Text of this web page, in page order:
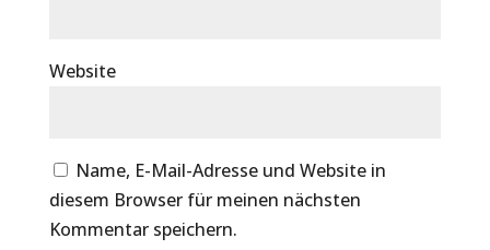
Website
Name, E-Mail-Adresse und Website in
diesem Browser für meinen nächsten
Kommentar speichern.